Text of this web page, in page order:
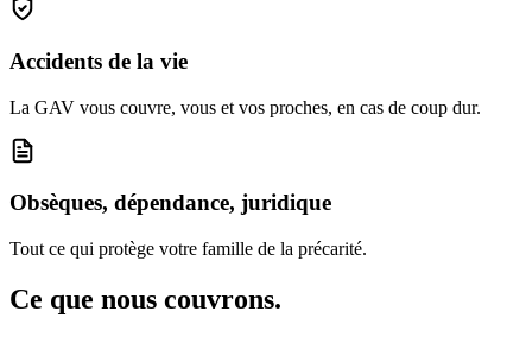
Accidents de la vie
La GAV vous couvre, vous et vos proches, en cas de coup dur.
Obsèques, dépendance, juridique
Tout ce qui protège votre famille de la précarité.
Ce que nous couvrons.